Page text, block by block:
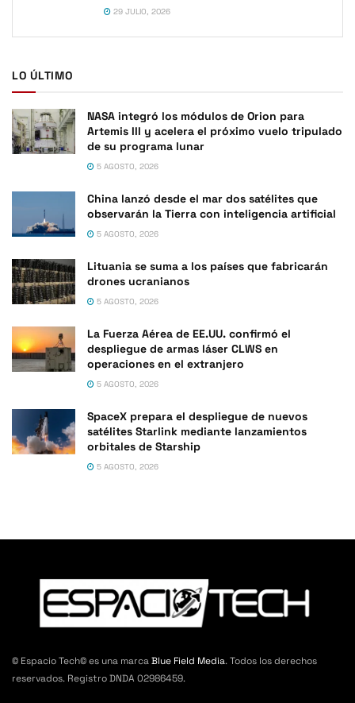
29 JULIO, 2026
LO ÚLTIMO
NASA integró los módulos de Orion para
Artemis III y acelera el próximo vuelo tripulado
de su programa lunar
5 AGOSTO, 2026
China lanzó desde el mar dos satélites que
observarán la Tierra con inteligencia artificial
5 AGOSTO, 2026
Lituania se suma a los países que fabricarán
drones ucranianos
5 AGOSTO, 2026
La Fuerza Aérea de EE.UU. confirmó el
despliegue de armas láser CLWS en
operaciones en el extranjero
5 AGOSTO, 2026
SpaceX prepara el despliegue de nuevos
satélites Starlink mediante lanzamientos
orbitales de Starship
5 AGOSTO, 2026
© Espacio Tech© es una marcaBlue Field Media. Todos los derechos
reservados. Registro DNDA 02986459.